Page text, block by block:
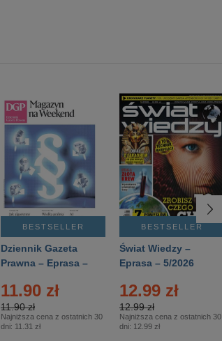
BESTSELLER
Dziennik Gazeta
Prawna – Eprasa –
11.90 zł
11.90 zł
Najniższa cena z ostatnich 30
dni: 11.31 zł
BESTSELLER
Świat Wiedzy –
Eprasa – 5/2026
12.99 zł
12.99 zł
Najniższa cena z ostatnich 30
dni: 12.99 zł